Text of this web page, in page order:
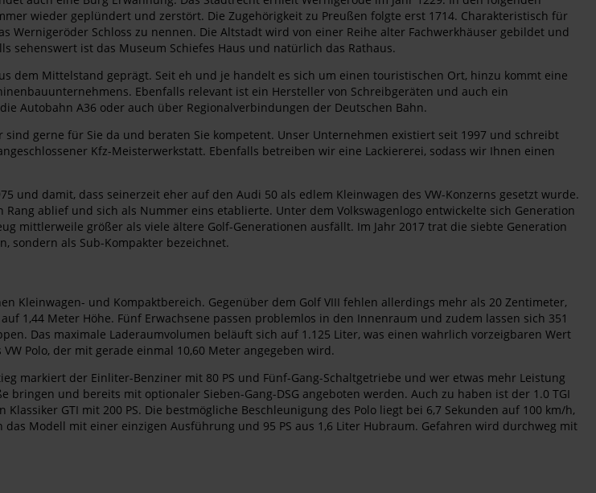
wieder geplündert und zerstört. Die Zugehörigkeit zu Preußen folgte erst 1714. Charakteristisch für
Schloss zu nennen. Die Altstadt wird von einer Reihe alter Fachwerkhäuser gebildet und
sehenswert ist das Museum Schiefes Haus und natürlich das Rathaus.
dem Mittelstand geprägt. Seit eh und je handelt es sich um einen touristischen Ort, hinzu kommt eine
Ebenfalls relevant ist ein Hersteller von Schreibgeräten und auch ein
Autobahn A36 oder auch über Regionalverbindungen der Deutschen Bahn.
gerne für Sie da und beraten Sie kompetent. Unser Unternehmen existiert seit 1997 und schreibt
Kfz-Meisterwerkstatt. Ebenfalls betreiben wir eine Lackiererei, sodass wir Ihnen einen
und damit, dass seinerzeit eher auf den Audi 50 als edlem Kleinwagen des VW-Konzerns gesetzt wurde.
ablief und sich als Nummer eins etablierte. Unter dem Volkswagenlogo entwickelte sich Generation
mittlerweile größer als viele ältere Golf-Generationen ausfällt. Im Jahr 2017 trat die siebte Generation
sondern als Sub-Kompakter bezeichnet.
Kleinwagen- und Kompaktbereich. Gegenüber dem Golf VIII fehlen allerdings mehr als 20 Zentimeter,
1,44 Meter Höhe. Fünf Erwachsene passen problemlos in den Innenraum und zudem lassen sich 351
Das maximale Laderaumvolumen beläuft sich auf 1.125 Liter, was einen wahrlich vorzeigbaren Wert
Polo, der mit gerade einmal 10,60 Meter angegeben wird.
markiert der Einliter-Benziner mit 80 PS und Fünf-Gang-Schaltgetriebe und wer etwas mehr Leistung
bringen und bereits mit optionaler Sieben-Gang-DSG angeboten werden. Auch zu haben ist der 1.0 TGI
GTI mit 200 PS. Die bestmögliche Beschleunigung des Polo liegt bei 6,7 Sekunden auf 100 km/h,
Modell mit einer einzigen Ausführung und 95 PS aus 1,6 Liter Hubraum. Gefahren wird durchweg mit